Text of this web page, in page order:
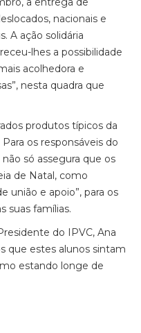
nacionais e
A ação solidária
lhes a possibilidade
acolhedora e
nesta quadra que
produtos típicos da
os responsáveis do
só assegura que os
de Natal, como
união e apoio”, para os
suas famílias.
do IPVC, Ana
que estes alunos sintam
estando longe de